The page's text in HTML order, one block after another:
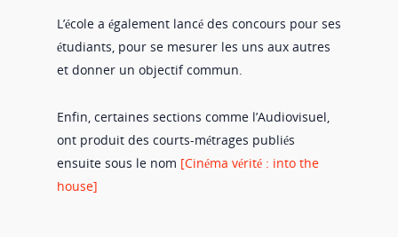
L’école a également lancé des concours pour ses
étudiants, pour se mesurer les uns aux autres
et donner un objectif commun.
Enfin, certaines sections comme l’Audiovisuel,
ont produit des courts-métrages publiés
ensuite sous le nom [Cinéma vérité : into the
house]